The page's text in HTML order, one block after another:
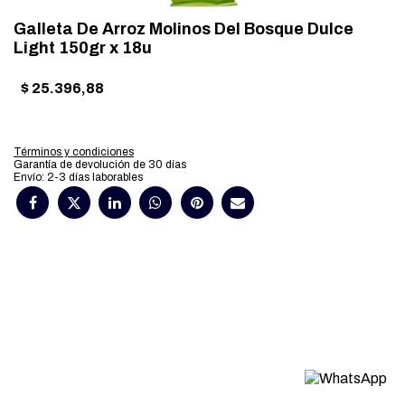
Galleta De Arroz Molinos Del Bosque Dulce
Light 150gr x 18u
$ 25.396,88
Términos y condiciones
Garantía de devolución de 30 días
Envío: 2-3 días laborables